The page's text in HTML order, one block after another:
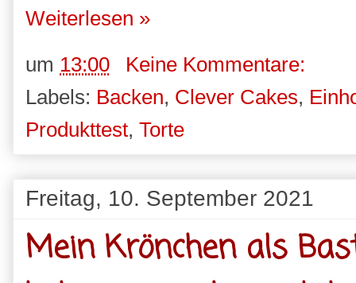
Weiterlesen »
um 13:00
Keine Kommentare:
Labels: Backen, Clever Cakes,
Produkttest, Torte
Freitag, 10. September 2021
Mein Krönchen als